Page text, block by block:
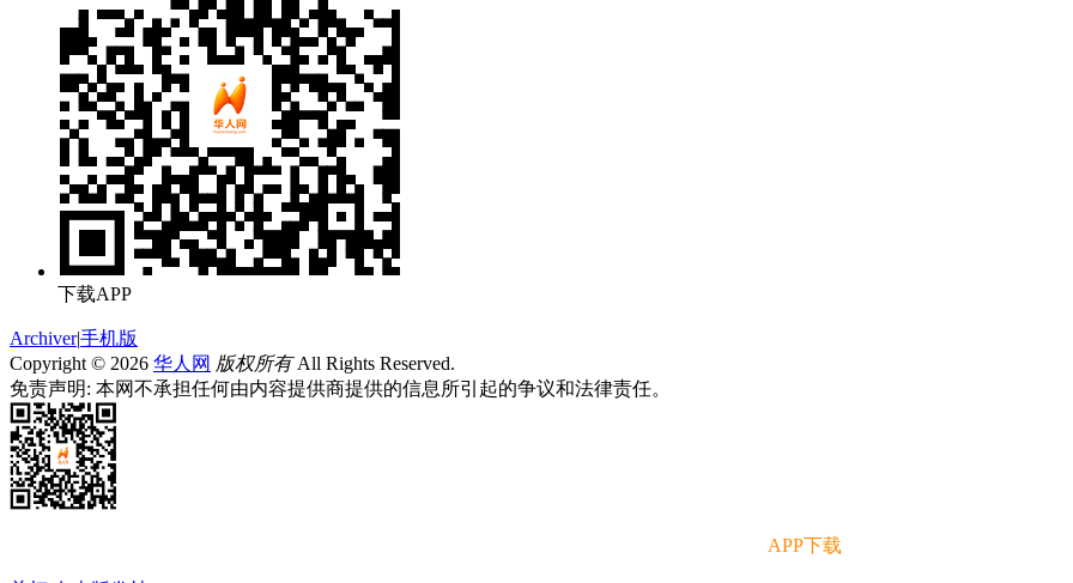
下载APP
Archiver|手机版
Copyright © 2026 华人网 版权所有All Rights Reserved.
免责声明: 本网不承担任何由内容提供商提供的信息所引起的争议和法律责任。
APP下载